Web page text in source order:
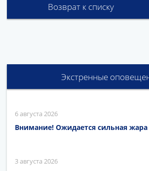
Возврат к списку
Экстренные
6 августа 2026
Внимание! Ожидается сильная жара
3 августа 2026